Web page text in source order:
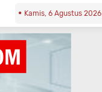
Kamis, 6 Agustus 2026